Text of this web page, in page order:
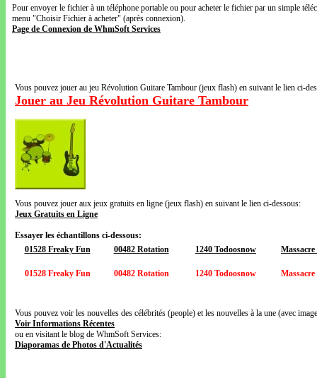
Pour envoyer le fichier à un téléphone portable ou pour acheter le fichier par un simple
menu "Choisir Fichier à acheter" (après connexion).
Page de Connexion de WhmSoft Services
Vous pouvez jouer au jeu Révolution Guitare Tambour (jeux flash) en suivant le lien ci-
Jouer au Jeu Révolution Guitare Tambour
Vous pouvez jouer aux jeux gratuits en ligne (jeux flash) en suivant le lien ci-dessous:
Jeux Gratuits en Ligne
Essayer les échantillons ci-dessous:
01528 Freaky Fun
00482 Rotation 1240 Todoosnow
01528 Freaky Fun 00482 Rotation 1240 Todoosnow
Vous pouvez voir les nouvelles des célébrités (people) et les nouvelles à la une (avec
Voir Informations Récentes
ou en visitant le blog de WhmSoft Services:
Diaporamas de Photos d'Actualités